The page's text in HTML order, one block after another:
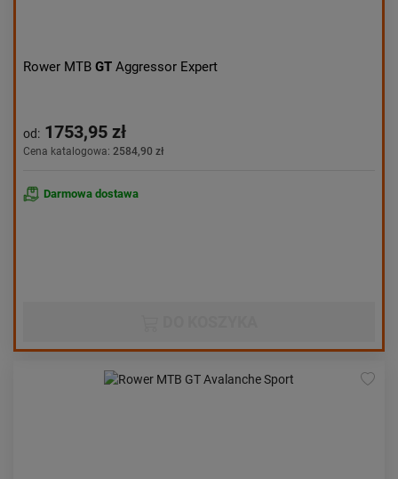
Rower MTB GT Aggressor Expert
od: 1753,95 zł
Cena katalogowa: 2584,90 zł
Darmowa dostawa